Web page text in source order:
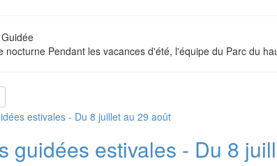
nocturne Pendant les vacances d'été, l'équipe du Parc du
guidées estivales - Du 8